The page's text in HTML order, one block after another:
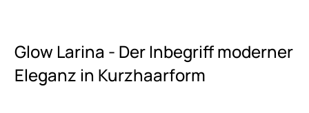
Glow Larina - Der Inbegriff moderner
Eleganz in Kurzhaarform